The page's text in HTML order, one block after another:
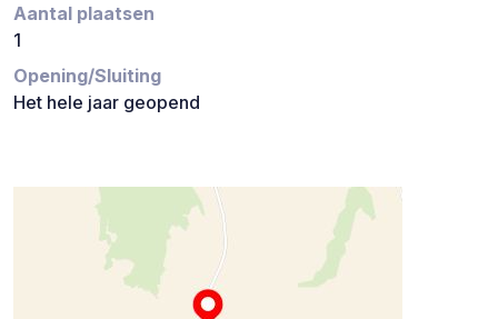
Aantal plaatsen
1
Opening/Sluiting
Het hele jaar geopend